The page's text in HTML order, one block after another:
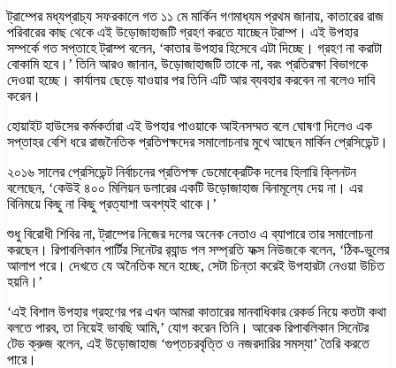
ট্রাম্পের মধ্যপ্রাচ্য সফরকালে গত ১১ মে মার্কিন গণমাধ্যম প্রথম জানায়, কাতারের রাজ
পরিবারের কাছ থেকে এই উড়োজাহাজটি গ্রহণ করতে যাচ্ছেন ট্রাম্প। এই উপহার
সম্পর্কে গত সপ্তাহে ট্রাম্প বলেন, ‘কাতার উপহার হিসেবে এটা দিচ্ছে। গ্রহণ না করাটা
বোকামি হবে।’ তিনি আরও জানান, উড়োজাহাজটি তাকে না, বরং প্রতিরক্ষা বিভাগকে
দেওয়া হচ্ছে। কার্যালয় ছেড়ে যাওয়ার পর তিনি এটি আর ব্যবহার করবেন না বলেও দাবি
করেন।
হোয়াইট হাউসের কর্মকর্তারা এই উপহার পাওয়াকে আইনসম্মত বলে ঘোষণা দিলেও এক
সপ্তাহর বেশি ধরে রাজনৈতিক প্রতিপক্ষদের সমালোচনার মুখে আছেন মার্কিন প্রেসিডেন্ট।
২০১৬ সালের প্রেসিডেন্ট নির্বাচনের প্রতিপক্ষ ডেমোক্রেটিক দলের হিলারি ক্লিনটন
বলেছেন, ‘কেউই ৪০০ মিলিয়ন ডলারের একটি উড়োজাহাজ বিনামূল্যে দেয় না। এর
বিনিময়ে কিছু না কিছু প্রত্যাশা অবশ্যই থাকে।’
শুধু বিরোধী শিবির না, ট্রাম্পের নিজের দলের অনেক নেতাও এ ব্যাপারে তার সমালোচনা
করছেন। রিপাবলিকান পার্টির সিনেটর র‍্যান্ড পল সম্প্রতি ফক্স নিউজকে বলেন, ‘ঠিক-ভুলের
আলাপ পরে। দেখতে যে অনৈতিক মনে হচ্ছে, সেটা চিন্তা করেই উপহারটা নেওয়া উচিত
হয়নি।’
‘এই বিশাল উপহার গ্রহণের পর এখন আমরা কাতারের মানবাধিকার রেকর্ড নিয়ে কতটা কথা
বলতে পারব, তা নিয়েই ভাবছি আমি,’ যোগ করেন তিনি। আরেক রিপাবলিকান সিনেটর
টেড ক্রুজ বলেন, এই উড়োজাহাজ ‘গুপ্তচরবৃত্তি ও নজরদারির সমস্যা’ তৈরি করতে
পারে।